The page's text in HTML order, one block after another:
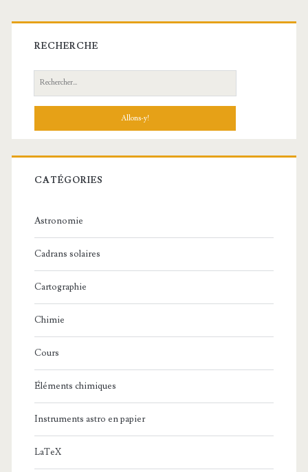
Barre
latérale
principale
RECHERCHE
Recherche:
CATÉGORIES
Astronomie
Cadrans solaires
Cartographie
Chimie
Cours
Éléments chimiques
Instruments astro en papier
LaTeX